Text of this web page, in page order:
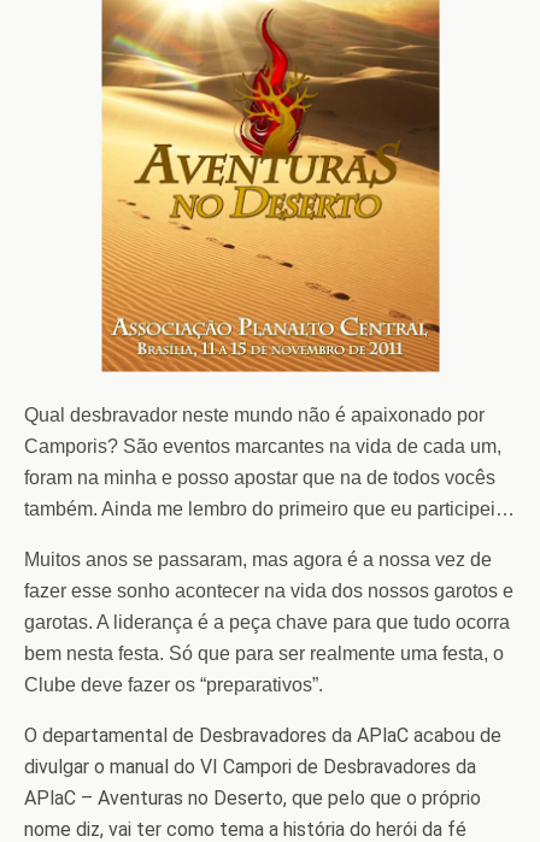
Qual desbravador neste mundo não é apaixonado por
Camporis? São eventos marcantes na vida de cada um,
foram na minha e posso apostar que na de todos vocês
também. Ainda me lembro do primeiro que eu participei…
Muitos anos se passaram, mas agora é a nossa vez de
fazer esse sonho acontecer na vida dos nossos garotos e
garotas. A liderança é a peça chave para que tudo ocorra
bem nesta festa. Só que para ser realmente uma festa, o
Clube deve fazer os “preparativos”.
O departamental de Desbravadores da APlaC acabou de
divulgar o manual do VI Campori de Desbravadores da
APlaC – Aventuras no Deserto, que pelo que o próprio
nome diz, vai ter como tema a história do herói da fé